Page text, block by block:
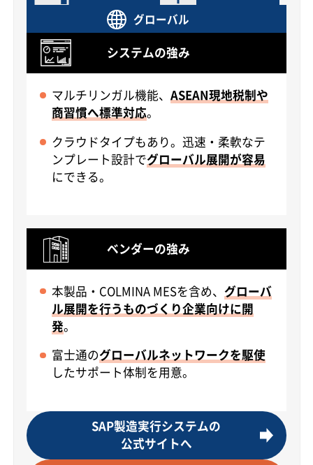
グローバル
システムの強み
マルチリンガル機能、ASEAN現地税制や
商習慣へ標準対応。
クラウドタイプもあり。迅速・柔軟なテ
ンプレート設計でグローバル展開が容易
にできる。
ベンダーの強み
本製品・COLMINA MESを含め、グローバ
ル展開を行うものづくり企業向けに開
発。
富士通のグローバルネットワークを駆使
したサポート体制を用意。
SAP製造実行システムの
公式サイトへ